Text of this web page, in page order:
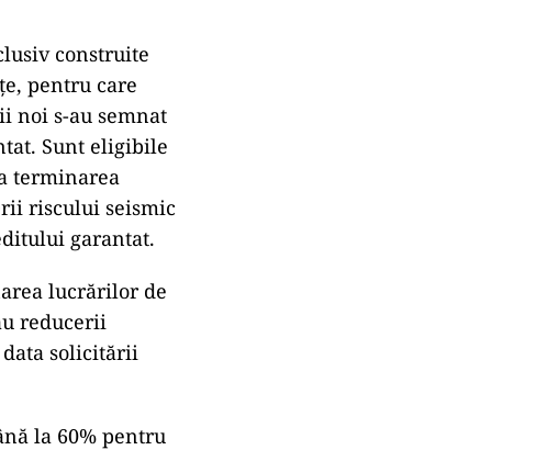
construite
pentru care
noi s-au semnat
Sunt eligibile
terminarea
riscului seismic
garantat.
lucrărilor de
reducerii
solicitării
la 60% pentru